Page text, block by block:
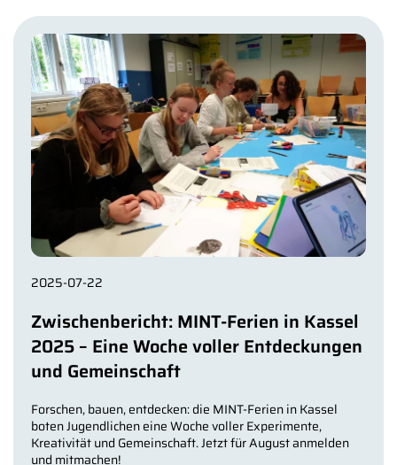
2025-07-22
Zwischenbericht: MINT-Ferien in Kassel
2025 – Eine Woche voller Entdeckungen
und Gemeinschaft
Forschen, bauen, entdecken: die MINT-Ferien in Kassel
boten Jugendlichen eine Woche voller Experimente,
Kreativität und Gemeinschaft. Jetzt für August anmelden
und mitmachen!